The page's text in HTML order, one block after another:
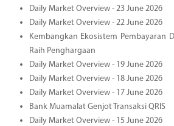
Daily Market Overview - 23 June 2026
Daily Market Overview - 22 June 2026
Kembangkan Ekosistem Pembayaran
Raih Penghargaan
Daily Market Overview - 19 June 2026
Daily Market Overview - 18 June 2026
Daily Market Overview - 17 June 2026
Bank Muamalat Genjot Transaksi QRIS
Daily Market Overview - 15 June 2026